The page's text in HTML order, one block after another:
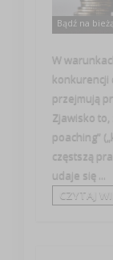
Bądź na
W
konkurencji
przejmują
Zjawisko
poaching”
częstszą
udaje się ...
CZYTAJ